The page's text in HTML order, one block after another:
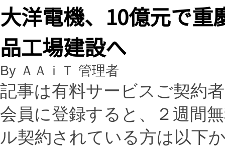
大洋電機、10億元で重
品工場建設へ
By ＡＡｉＴ 管理者
記事は有料サービスご契約
会員に登録すると、２週間
ル契約されている方は以下